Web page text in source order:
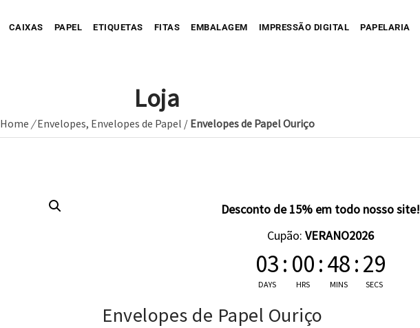
CAIXAS
Sua Caixa Impressa Caixa Recortada
Caixa Full Color
PAPEL ETIQUETAS
Sua Etiqueta Impressa Etiqueta Adesiva
FITAS EMBALAGEM
Sua Fita Adesiva Impressa
IMPRESSÃO DIGITAL PAPELARIA
Loja
Home /Envelopes, Envelopes de Papel / Envelopes de Papel Ouriço
Desconto de 15% em todo nosso site!
Cupão: VERANO2026
03
DAYS
: 00
HRS
:48
MINS
:28
SECS
Envelopes de Papel Ouriço